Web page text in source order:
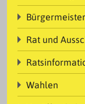
Bürgermeister
Rat und
Wahlen